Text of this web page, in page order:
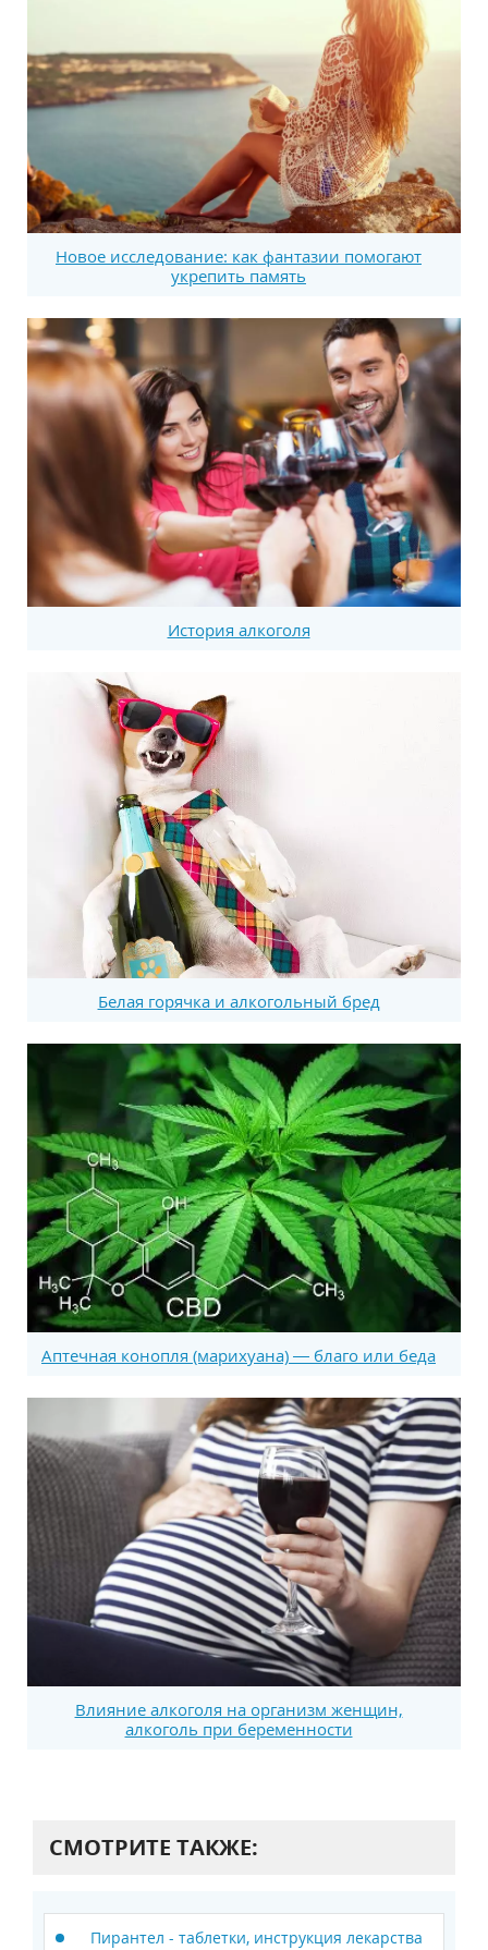
Новое исследование: как фантазии помогают
укрепить память
История алкоголя
Белая горячка и алкогольный бред
Аптечная конопля (марихуана) — благо или беда
Влияние алкоголя на организм женщин,
алкоголь при беременности
СМОТРИТЕ ТАКЖЕ:
Пирантел - таблетки, инструкция лекарства